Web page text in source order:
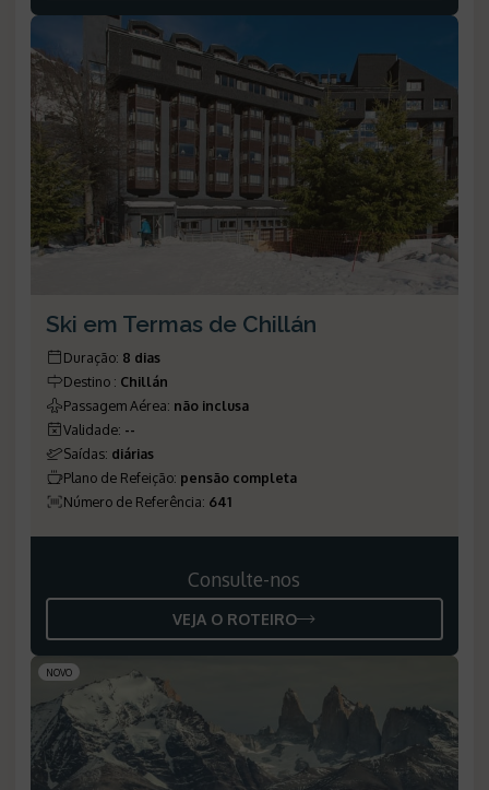
Ski em Termas de Chillán
Duração: 8 dias
Destino : Chillán
Passagem Aérea: não inclusa
Validade: --
Saídas: diárias
Plano de Refeição: pensão completa
Número de Referência: 641
Consulte-nos
VEJA O ROTEIRO
NOVO